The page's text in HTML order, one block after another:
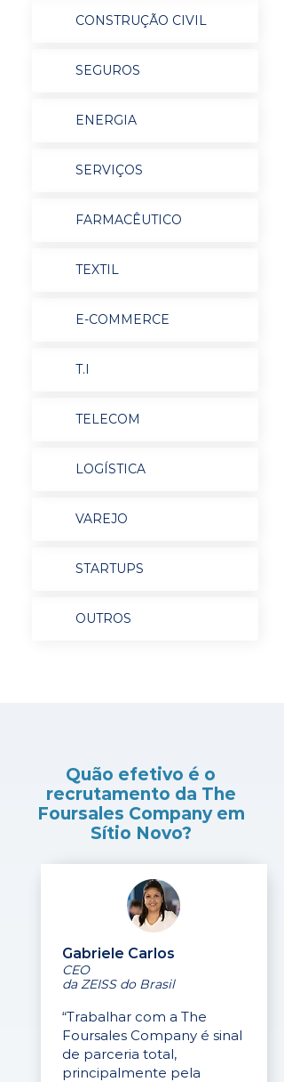
CONSTRUÇÃO CIVIL
SEGUROS
ENERGIA
SERVIÇOS
FARMACÊUTICO
TEXTIL
E-COMMERCE
T.I
TELECOM
LOGÍSTICA
VAREJO
STARTUPS
OUTROS
Quão efetivo é o
recrutamento da The
Foursales Company em
Sítio Novo?
Gabriele Carlos
CEO
da ZEISS do Brasil
“Trabalhar com a The
Foursales Company é sinal
de parceria total,
principalmente pela